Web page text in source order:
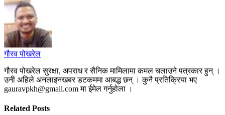
गौरव पोखरेल
गौरव पोखरेल सुरक्षा, अपराध र सैनिक मामिलामा कमल चलाउने पत्रकार हुन् ।
उनी अहिले अनलाइनखबर डटकममा आबद्ध छन् । कुनै प्रतिक्रिया भए
gauravpkh@gmail.com मा ईमेल गर्नुहोला ।
Related Posts